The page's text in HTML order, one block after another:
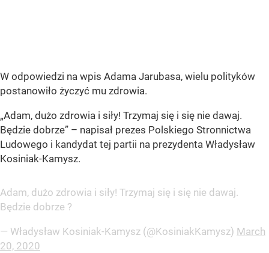
W odpowiedzi na wpis Adama Jarubasa, wielu polityków
postanowiło życzyć mu zdrowia.
„Adam, dużo zdrowia i siły! Trzymaj się i się nie dawaj.
Będzie dobrze” – napisał prezes Polskiego Stronnictwa
Ludowego i kandydat tej partii na prezydenta Władysław
Kosiniak-Kamysz.
Adam, dużo zdrowia i siły! Trzymaj się i się nie dawaj.
Będzie dobrze ?
— Władysław Kosiniak-Kamysz (@KosiniakKamysz) March
20, 2020